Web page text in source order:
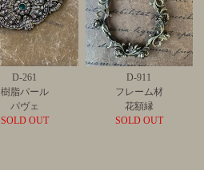
D-261
樹脂パール
パヴェ
SOLD OUT
D-911
フレーム材
花額縁
SOLD OUT